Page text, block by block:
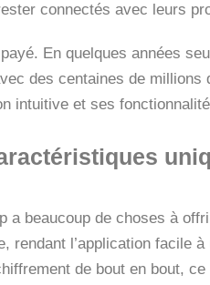
connectés avec leurs
En quelques années
des centaines de millions
intuitive et ses
a beaucoup de choses à
rendant l’application facile
de bout en bout,